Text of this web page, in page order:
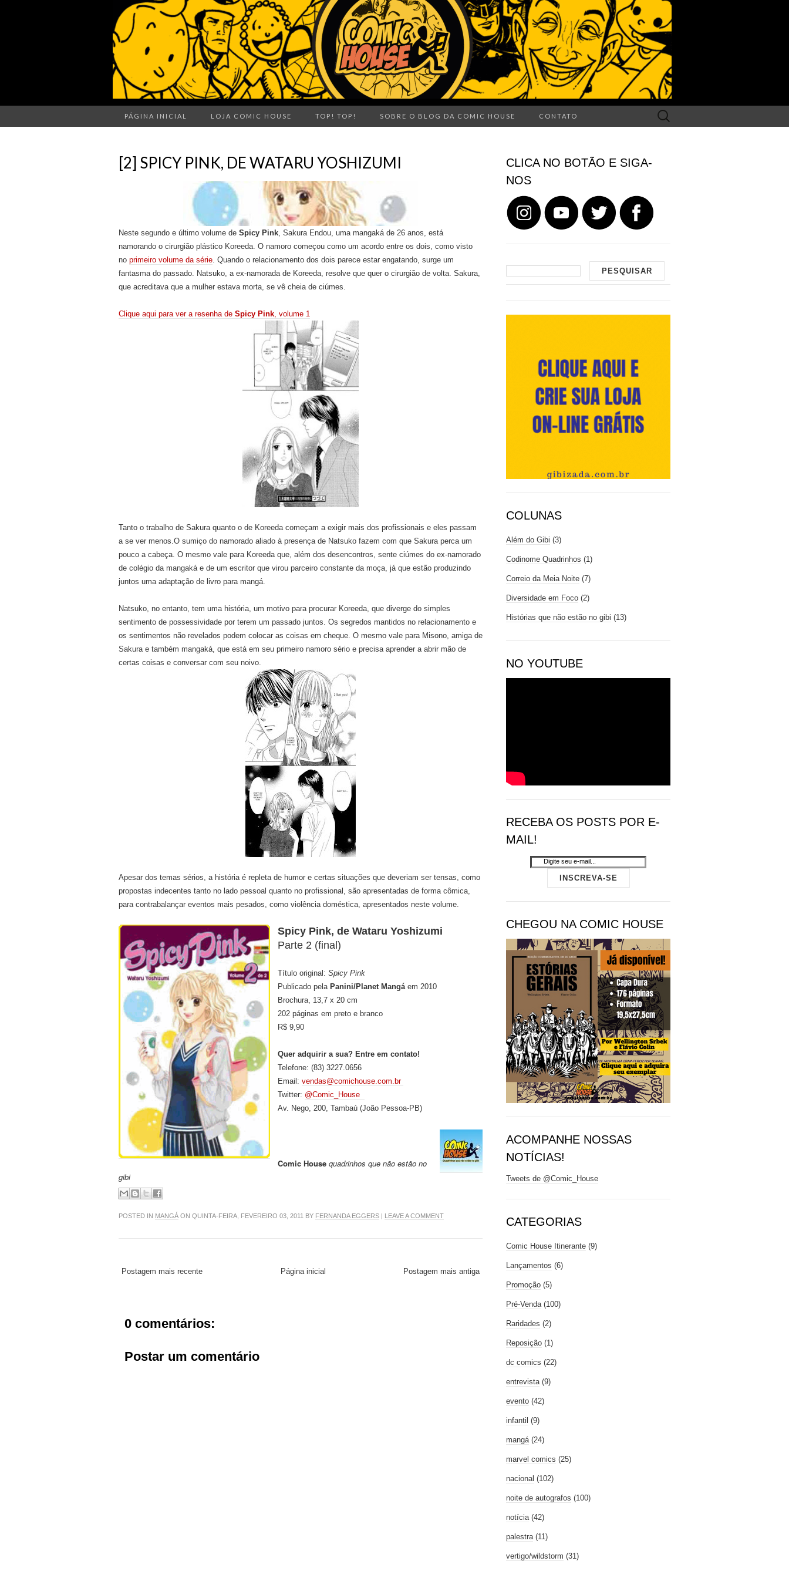
PÁGINA INICIAL LOJA COMIC HOUSE TOP! TOP! SOBRE O BLOG DA COMIC HOUSE CONTATO
Search
for:
[2] SPICY PINK, DE WATARU YOSHIZUMI
Neste segundo e último volume de Spicy Pink, Sakura Endou, uma mangaká de 26 anos, está
namorando o cirurgião plástico Koreeda. O namoro começou como um acordo entre os dois, como visto
no primeiro volume da série. Quando o relacionamento dos dois parece estar engatando, surge um
fantasma do passado. Natsuko, a ex-namorada de Koreeda, resolve que quer o cirurgião de volta. Sakura,
que acreditava que a mulher estava morta, se vê cheia de ciúmes.
Clique aqui para ver a resenha de Spicy Pink, volume 1
Tanto o trabalho de Sakura quanto o de Koreeda começam a exigir mais dos profissionais e eles passam
a se ver menos.O sumiço do namorado aliado à presença de Natsuko fazem com que Sakura perca um
pouco a cabeça. O mesmo vale para Koreeda que, além dos desencontros, sente ciúmes do ex-namorado
de colégio da mangaká e de um escritor que virou parceiro constante da moça, já que estão produzindo
juntos uma adaptação de livro para mangá.
Natsuko, no entanto, tem uma história, um motivo para procurar Koreeda, que diverge do simples
sentimento de possessividade por terem um passado juntos. Os segredos mantidos no relacionamento e
os sentimentos não revelados podem colocar as coisas em cheque. O mesmo vale para Misono, amiga de
Sakura e também mangaká, que está em seu primeiro namoro sério e precisa aprender a abrir mão de
certas coisas e conversar com seu noivo.
Apesar dos temas sérios, a história é repleta de humor e certas situações que deveriam ser tensas, como
propostas indecentes tanto no lado pessoal quanto no profissional, são apresentadas de forma cômica,
para contrabalançar eventos mais pesados, como violência doméstica, apresentados neste volume.
Spicy Pink, de Wataru Yoshizumi
Parte 2 (final)
Título original: Spicy Pink
Publicado pela Panini/Planet Mangáem 2010
Brochura, 13,7 x 20 cm
202 páginas em preto e branco
R$ 9,90
Quer adquirir a sua? Entre em contato!
Telefone: (83) 3227.0656
Email: vendas@comichouse.com.br
Twitter: @Comic_House
Av. Nego, 200, Tambaú (João Pessoa-PB)
Comic House quadrinhos que não estão no
gibi
POSTED IN MANGÁ ON QUINTA-FEIRA, FEVEREIRO 03, 2011 BY FERNANDA EGGERS | LEAVE A COMMENT
Postagem mais recente Postagem mais antiga
Página inicial
0 comentários:
Postar um comentário
CLICA NO BOTÃO E SIGA-
NOS
COLUNAS
Além do Gibi (3)
Codinome Quadrinhos (1)
Correio da Meia Noite (7)
Diversidade em Foco (2)
Histórias que não estão no gibi (13)
NO YOUTUBE
RECEBA OS POSTS POR E-
MAIL!
CHEGOU NA COMIC HOUSE
ACOMPANHE NOSSAS
NOTÍCIAS!
Tweets de @Comic_House
CATEGORIAS
Comic House Itinerante (9)
Lançamentos (6)
Promoção (5)
Pré-Venda (100)
Raridades (2)
Reposição (1)
dc comics (22)
entrevista (9)
evento (42)
infantil (9)
mangá (24)
marvel comics (25)
nacional (102)
noite de autografos (100)
notícia (42)
palestra (11)
vertigo/wildstorm (31)